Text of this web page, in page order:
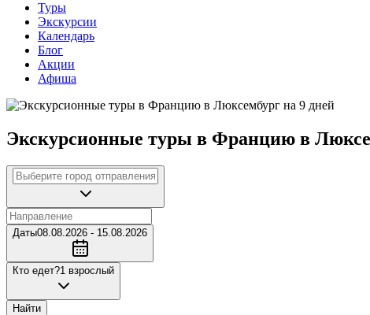
Туры
Экскурсии
Календарь
Блог
Акции
Афиша
Экскурсионные туры в Францию в
Даты08.08.2026 - 15.08.2026
Кто едет?1 взрослый
Найти